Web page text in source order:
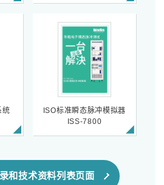
统
ISO标准瞬态脉冲模拟器
ISS-7800
和技术资料列表页面